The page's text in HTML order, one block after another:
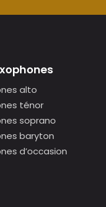
alto
ténor
soprano
baryton
d’occasion